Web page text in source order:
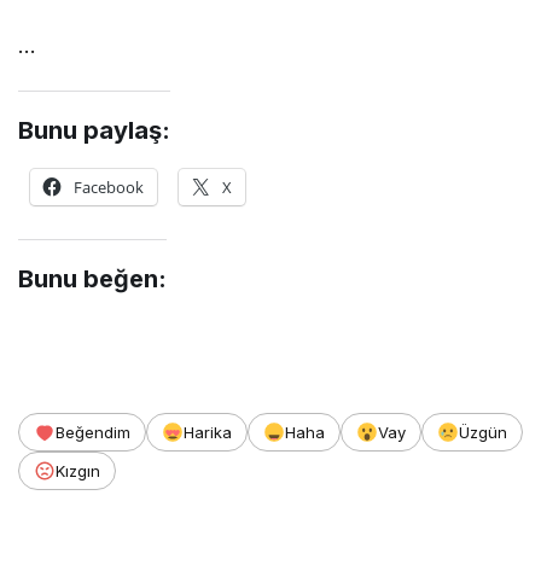
…
Bunu paylaş:
Facebook X
Bunu beğen:
Beğendim Harika Haha Vay
Üzgün
Kızgın